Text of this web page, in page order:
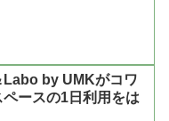
Labo by UMKがコワ
ースの1日利用をは